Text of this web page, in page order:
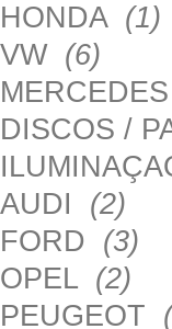
HONDA (1)
VW (6)
MERCEDES
DISCOS /
AUDI (2)
FORD (3)
OPEL (2)
PEUGEOT